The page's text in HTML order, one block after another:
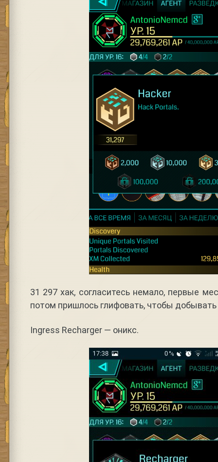
31 297 хак, согласитесь немало, первые
потом пришлось глифовать, чтобы
Ingress Recharger — оникс.